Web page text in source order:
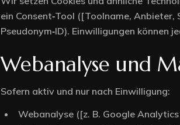
ein Consent‑Tool ([Toolname,
Pseudonym‑ID). Einwilligungen
Webanalyse und
Sofern aktiv und nur nach Einwilligung:
Webanalyse ([z. B. Google